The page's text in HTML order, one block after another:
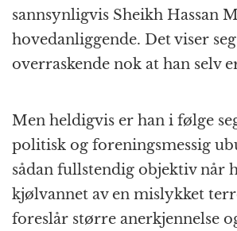
sannsynligvis Sheikh Hassan
hovedanliggende. Det viser
overraskende nok at han selv
Men heldigvis er han i følge
politisk og foreningsmessig
sådan fullstendig objektiv når
kjølvannet av en mislykket
foreslår større anerkjennelse